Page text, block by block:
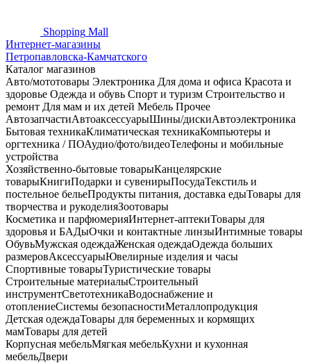
Shopping Mall
Интернет-магазины
Петропавловска-Камчатского
Каталог магазинов
Авто/мототовары Электроника Для дома и офиса Красота и
здоровье Одежда и обувь Спорт и туризм Строительство и
ремонт Для мам и их детей Мебель Прочее
АвтозапчастиАвтоаксессуарыШины/дискиАвтоэлектроника
Бытовая техникаКлиматическая техникаКомпьютеры и
оргтехника / ПОАудио/фото/видеоТелефоны и мобильные
устройства
Хозяйственно-бытовые товарыКанцелярские
товарыКнигиПодарки и сувенирыПосудаТекстиль и
постельное бельеПродукты питания, доставка едыТовары для
творчества и рукоделияЗоотовары
Косметика и парфюмерияИнтернет-аптекиТовары для
здоровья и БАДыОчки и контактные линзыИнтимные товары
ОбувьМужская одеждаЖенская одеждаОдежда больших
размеровАксессуарыЮвелирные изделия и часы
Спортивные товарыТуристические товары
Строительные материалыСтроительный
инструментСветотехникаВодоснабжение и
отоплениеСистемы безопасностиМеталлопродукция
Детская одеждаТовары для беременных и кормящих
мамТовары для детей
Корпусная мебельМягкая мебельКухни и кухонная
мебельДвери